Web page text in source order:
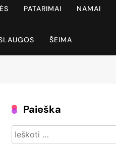
PATARIMAI NAMAI
ŠEIMA
Paieška
Ieškoti: